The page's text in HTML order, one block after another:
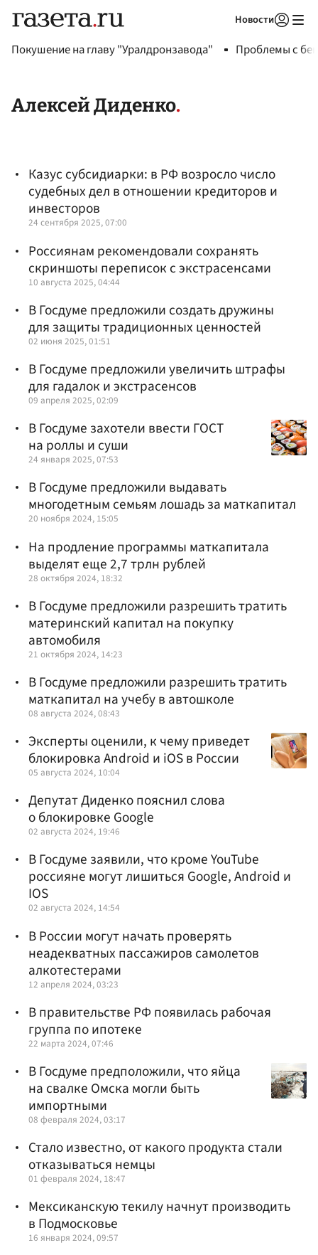
Новости
Покушение на главу "Уралдронзавода" Проблемы с
Алексей Диденко
Казус субсидиарки: в РФ возросло число
судебных дел в отношении кредиторов и
инвесторов
24 сентября 2025, 07:00
Россиянам рекомендовали сохранять
скриншоты переписок с экстрасенсами
10 августа 2025, 04:44
В Госдуме предложили создать дружины
для защиты традиционных ценностей
02 июня 2025, 01:51
В Госдуме предложили увеличить штрафы
для гадалок и экстрасенсов
09 апреля 2025, 02:09
В Госдуме захотели ввести ГОСТ
на роллы и суши
24 января 2025, 07:53
В Госдуме предложили выдавать
многодетным семьям лошадь за маткапитал
20 ноября 2024, 15:05
На продление программы маткапитала
выделят еще 2,7 трлн рублей
28 октября 2024, 18:32
В Госдуме предложили разрешить тратить
материнский капитал на покупку
автомобиля
21 октября 2024, 14:23
В Госдуме предложили разрешить тратить
маткапитал на учебу в автошколе
08 августа 2024, 08:43
Эксперты оценили, к чему приведет
блокировка Android и iOS в России
05 августа 2024, 10:04
Депутат Диденко пояснил слова
о блокировке Google
02 августа 2024, 19:46
В Госдуме заявили, что кроме YouTube
россияне могут лишиться Google, Android и
IOS
02 августа 2024, 14:54
В России могут начать проверять
неадекватных пассажиров самолетов
алкотестерами
12 апреля 2024, 03:23
В правительстве РФ появилась рабочая
группа по ипотеке
22 марта 2024, 07:46
В Госдуме предположили, что яйца
на свалке Омска могли быть
импортными
08 февраля 2024, 03:17
Стало известно, от какого продукта стали
отказываться немцы
01 февраля 2024, 18:47
Мексиканскую текилу начнут производить
в Подмосковье
16 января 2024, 09:57